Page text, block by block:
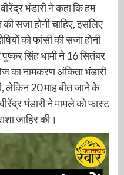
भंडारी ने कहा कि हम
सजा होनी चाहिए, इसलिए
को फांसी की सजा होनी
सिंह धामी ने 16 सितंबर
का नामकरण अंकिता भंडारी
लेकिन 20 माह बीत जाने के
भंडारी ने मामले को फास्ट
जाहिर की।